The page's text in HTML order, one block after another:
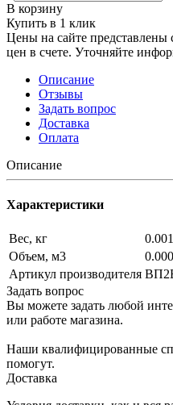
В корзину
Купить в 1 клик
Цены на сайте представлены
цен в счете. Уточняйте
Описание
Отзывы
Задать вопрос
Доставка
Оплата
Описание
Характеристики
Вес, кг
0.001
Объем, м3
Артикул производителя
Задать вопрос
Вы можете задать любой
или работе магазина.
Наши квалифицированные
помогут.
Доставка